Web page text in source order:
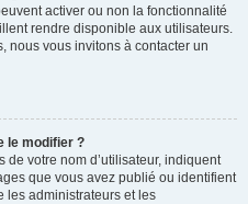
activer ou non la fonctionnalité
rendre disponible aux utilisateurs.
nous vous invitons à contacter un
le modifier ?
votre nom d’utilisateur, indiquent
que vous avez publié ou identifient
les administrateurs et les